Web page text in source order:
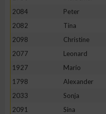
2084
Peter
2082
Tina
2098
Christine
2077
Leonard
1927
Mario
1798
Alexander
2033
Sonja
2091
Sina